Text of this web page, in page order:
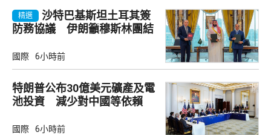
精選
沙特巴基斯坦土耳其簽
防務協議 伊朗籲穆斯林團結
國際 6小時前
特朗普公布30億美元礦產及電
池投資 減少對中國等依賴
國際 6小時前